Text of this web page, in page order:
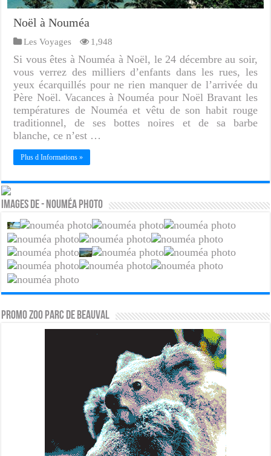
Noël à Nouméa
Les Voyages 1,948
Si vous êtes à Nouméa à Noël, le 24 décembre au soir,
vous verrez des milliers d’enfants dans les rues, les
yeux écarquillés pour ne rien manquer de l’arrivée du
Père Noël. Vacances à Nouméa pour Noël Bravant les
températures de Nouméa et vêtu de son habit rouge
traditionnel, de ses bottes noires et de sa barbe
blanche, ce n’est …
Plus d Informations »
Images de - Nouméa photo
PROMO ZOO PARC DE BEAUVAL